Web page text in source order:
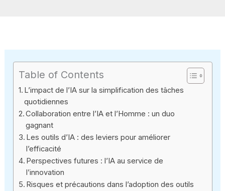
Table of Contents
L’impact de l’IA sur la simplification des tâches
quotidiennes
Collaboration entre l’IA et l’Homme : un duo
gagnant
Les outils d’IA : des leviers pour améliorer
l’efficacité
Perspectives futures : l’IA au service de
l’innovation
Risques et précautions dans l’adoption des outils